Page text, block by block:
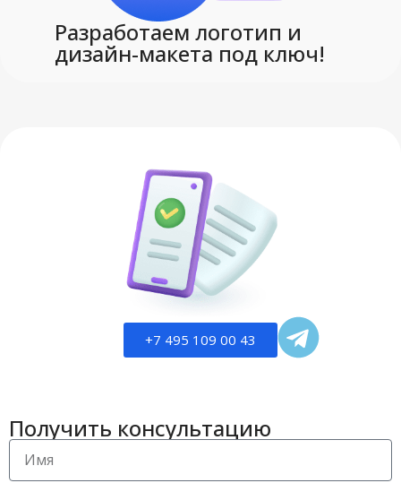
Разработаем логотип и
дизайн-макета под ключ!
+7 495 109 00 43
Получить консультацию